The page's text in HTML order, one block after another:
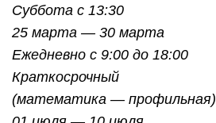
Суббота с 13:30
25 марта — 30 марта
Ежедневно с 9:00 до 18:00
Краткосрочный
(математика — профильная)